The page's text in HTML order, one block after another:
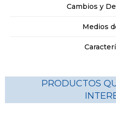
Cambios y
Medios
PRODUCTOS